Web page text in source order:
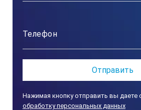
Нажимая кнопку отправить вы даете
обработку персональных данных